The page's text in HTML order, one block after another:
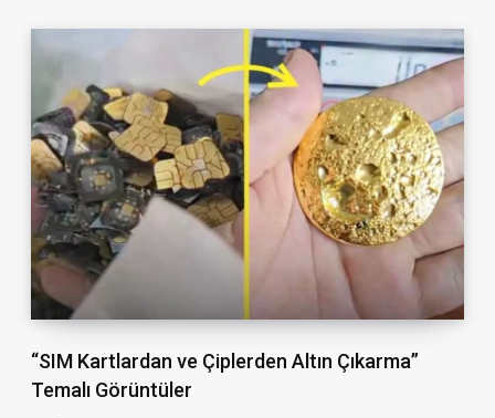
“SIM Kartlardan ve Çiplerden Altın Çıkarma”
Temalı Görüntüler